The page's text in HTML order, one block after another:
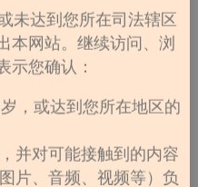
未达到您所在司法辖区
本网站。继续访问、浏
示您确认：
，或达到您所在地区的
并对可能接触到的内容
片、音频、视频等）负